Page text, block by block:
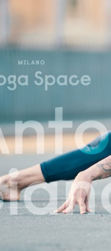
Inserisci il tuo
acquistare e